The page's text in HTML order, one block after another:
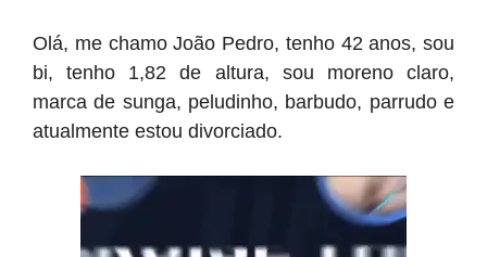
Olá, me chamo João Pedro, tenho 42 anos, sou
bi, tenho 1,82 de altura, sou moreno claro,
marca de sunga, peludinho, barbudo, parrudo e
atualmente estou divorciado.